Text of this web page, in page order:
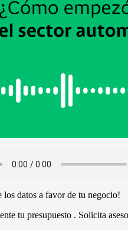
los datos a favor de tu negocio!
tu presupuesto . Solicita